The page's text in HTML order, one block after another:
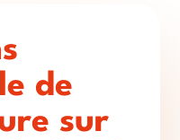
de
sur